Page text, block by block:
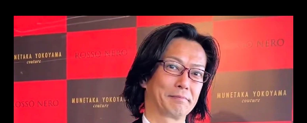
オーダータキシード東京 オーダータキシード名古屋
新郎衣装 レンタルタキシード東京
レンタルタキシード名古屋 横浜 ROSSONERO
タキシードレンタル東京
TikTok TikToker
レンタルタキシード横浜